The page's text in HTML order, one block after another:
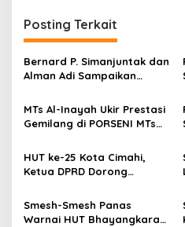
a
s
i
o
Posting Terkait
Bernard P. Simanjuntak dan
Alman Adi Sampaikan
kepada Wakapolri Komjen
Pol. Dedi Prasetyo
MTs Al-Inayah Ukir Prestasi
Gemilang di PORSENI MTs
Gelar Juara dan Siap
Berlaga di Tingkat Jawa
Barat
HUT ke-25 Kota Cimahi,
Ketua DPRD Dorong
Para Pejuang dan Pendiri
Kota
Smesh-Smesh Panas
Warnai HUT Bhayangkara